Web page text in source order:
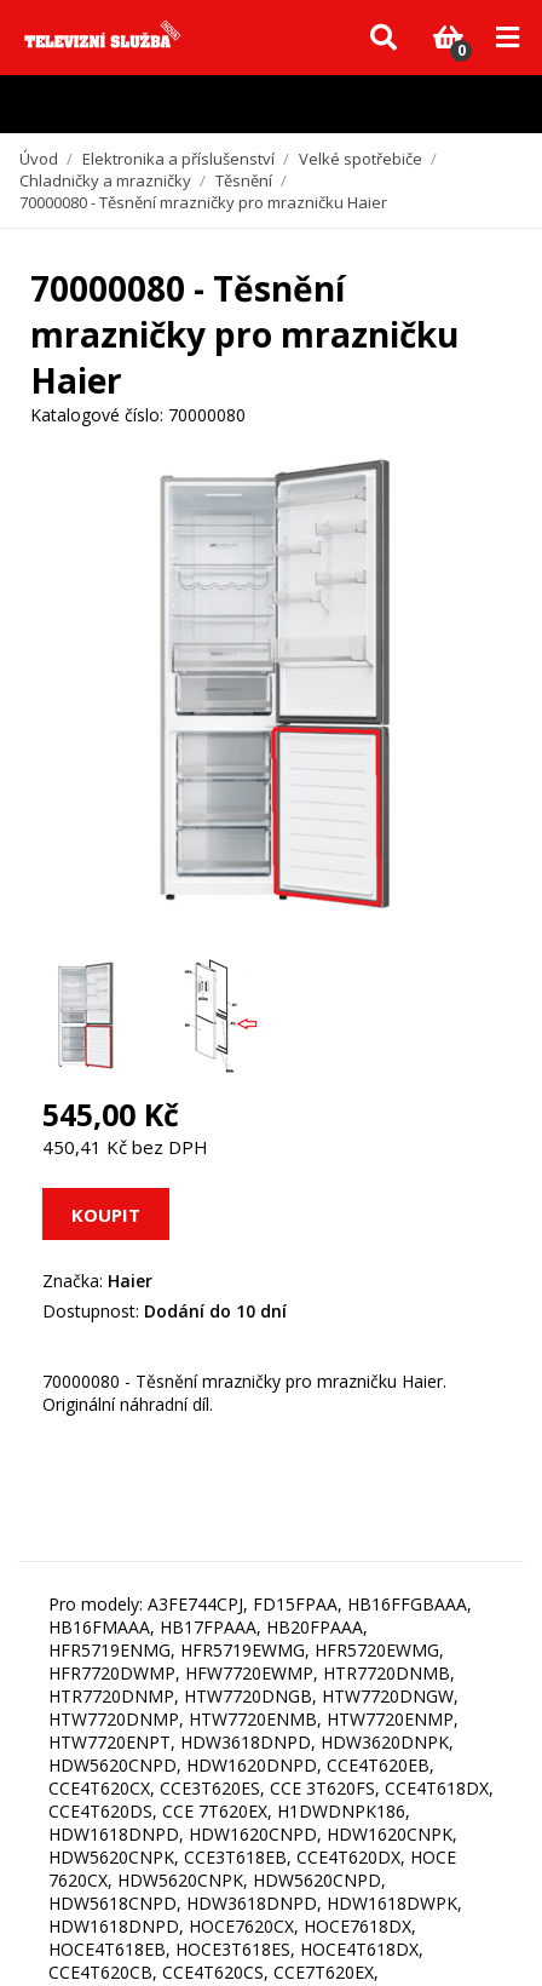
Vzhledem k aktuální situaci se může dodání dílů, které nejsou skladem,
zpozdit. Děkujeme za pochopení.
0
Úvod / Elektronika a příslušenství / Velké spotřebiče /
Chladničky a mrazničky / Těsnění /
70000080 - Těsnění mrazničky pro mrazničku Haier
70000080 - Těsnění
mrazničky pro mrazničku
Haier
Katalogové číslo: 70000080
545,00 Kč
450,41 Kč bez DPH
Značka: Haier
Dostupnost: Dodání do 10 dní
70000080 - Těsnění mrazničky pro mrazničku Haier.
Originální náhradní díl.
Pro modely: A3FE744CPJ, FD15FPAA, HB16FFGBAAA,
HB16FMAAA, HB17FPAAA, HB20FPAAA,
HFR5719ENMG, HFR5719EWMG, HFR5720EWMG,
HFR7720DWMP, HFW7720EWMP, HTR7720DNMB,
HTR7720DNMP, HTW7720DNGB, HTW7720DNGW,
HTW7720DNMP, HTW7720ENMB, HTW7720ENMP,
HTW7720ENPT, HDW3618DNPD, HDW3620DNPK,
HDW5620CNPD, HDW1620DNPD, CCE4T620EB,
CCE4T620CX, CCE3T620ES, CCE 3T620FS, CCE4T618DX,
CCE4T620DS, CCE 7T620EX, H1DWDNPK186,
HDW1618DNPD, HDW1620CNPD, HDW1620CNPK,
HDW5620CNPK, CCE3T618EB, CCE4T620DX, HOCE
7620CX, HDW5620CNPK, HDW5620CNPD,
HDW5618CNPD, HDW3618DNPD, HDW1618DWPK,
HDW1618DNPD, HOCE7620CX, HOCE7618DX,
HOCE4T618EB, HOCE3T618ES, HOCE4T618DX,
CCE4T620CB, CCE4T620CS, CCE7T620EX,